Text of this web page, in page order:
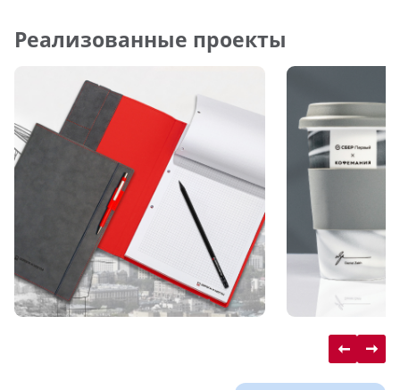
Реализованные проекты